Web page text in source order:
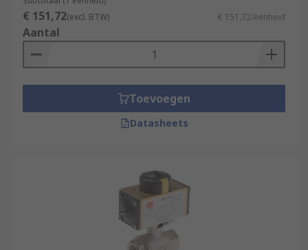
€ 151,72(excl. BTW) € 151,72/eenheid
Aantal
Toevoegen
Datasheets